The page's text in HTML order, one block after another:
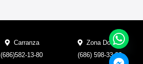
Carranza
(686)582-13-80
Zona Dorada
(686) 598-33-33